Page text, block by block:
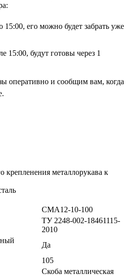
15:00, его можно будет забрать уже
15:00, будут готовы через 1
оперативно и сообщим вам, когда
крепленения металлорукава к
CMA12-10-100
ТУ 2248-002-18461115-
2010
Да
105
Скоба металлическая